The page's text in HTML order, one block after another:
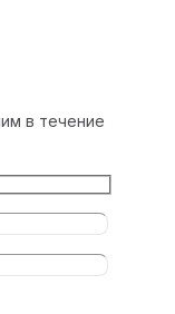
в течение